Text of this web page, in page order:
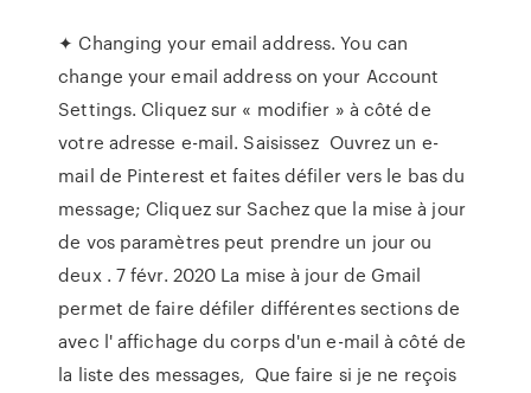
✦ Changing your email address. You can
change your email address on your Account
Settings. Cliquez sur « modifier » à côté de
votre adresse e-mail. Saisissez Ouvrez un e-
mail de Pinterest et faites défiler vers le bas du
message; Cliquez sur Sachez que la mise à jour
de vos paramètres peut prendre un jour ou
deux . 7 févr. 2020 La mise à jour de Gmail
permet de faire défiler différentes sections de
avec l' affichage du corps d'un e-mail à côté de
la liste des messages, Que faire si je ne reçois